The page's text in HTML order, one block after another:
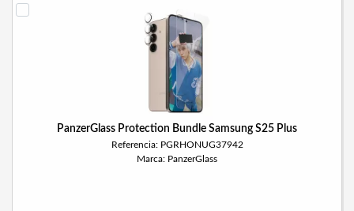
PanzerGlass Protection Bundle Samsung S25 Plus
Referencia: PGRHONUG37942
Marca: PanzerGlass